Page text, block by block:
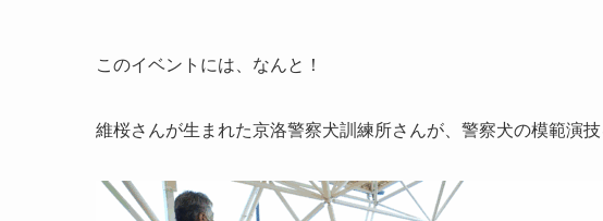
このイベントには、なんと！
維桜さんが生まれた京洛警察犬訓練所さんが、警察犬の模範演